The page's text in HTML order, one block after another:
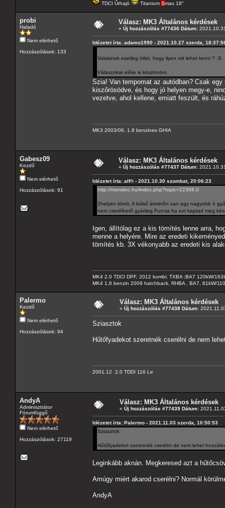
TDCI Űrhajó Titanium Smax 18"
probi
Haladó
Nem elérhető
Hozzászólások: 133
Válasz: MK3 Általános kérdések
« Új hozzászólás #77436 Dátum:
Idézetet írta: adamo1990 - 2021.10.27 szerda,
Valakinek esetleg ötlet, hogy ilyen mit lehet tenni ? :S
Válaszokat előre is köszönöm.
Szia! Van tempomat az autódban? Csak
kiszőrösödve, és hogy jó helyen megy-e,
vezetve, ahol kellene, emiatt feszült, és
MK3 2003/06, 1.8 benzines GHIA
Gabesz09
Kezdő
Nem elérhető
Hozzászólások: 91
Válasz: MK3 Általános kérdések
« Új hozzászólás #77437 Dátum:
Idézetet írta: alf® - 2021.10.30 szombat, 20:06:23
http://mondeo.hu/index.php?topic=22368.0
2helyen tömít. A külső átmérőn van egy nagyobb ó
nem cserélhető gyárilag.Furcsa ha ezt kaptad meg
Igen, állítólag ez a kis tömítés lenne arra,
menne a helyére. Mire az eredeti
tömítés kb. 3X vékonyabb az eredeti kis
MK4 2.0 TDCI DPF, 2012 kombi; TXBA ;BA7 120kW/
MK4 1,6 benzin 2009 hatchback, RHBA , BA7, 81kW/
Palermo
Kezdő
Nem elérhető
Hozzászólások: 94
Válasz: MK3 Általános kérdések
« Új hozzászólás #77438 Dátum:
Sziasztok
Hűtőfyadekot szeretnék cserélni de nem
2001.12 2.0 TDDI 116 Le
AndyA
Adminisztrátor
Fórumfüggő
Nem elérhető
Hozzászólások: 27119
Válasz: MK3 Általános kérdések
« Új hozzászólás #77439 Dátum:
Idézetet írta: Palermo - 2021.11.03 szerda, 10:50:53
Sziasztok
Hűtőfyadekot szeretnék cserélni de nem lehet
Leginkább aknán. Megkeresed azt a
Amúgy miért akarod cserélni? Normál
AndyA